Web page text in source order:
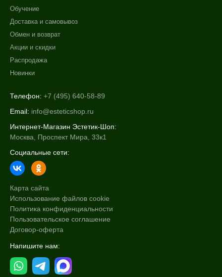
Обучение
Доставка и самовывоз
Обмен и возврат
Акции и скидки
Распродажа
Новинки
Телефон: +7 (495) 640-58-89
Email: info@esteticshop.ru
Интернет-Магазин Эстетик-Шоп:
Москва, Проспект Мира, 33к1
Социальные сети:
Карта сайта
Использование файлов cookie
Политика конфиденциальности
Пользовательское соглашение
Договор-оферта
Напишите нам: